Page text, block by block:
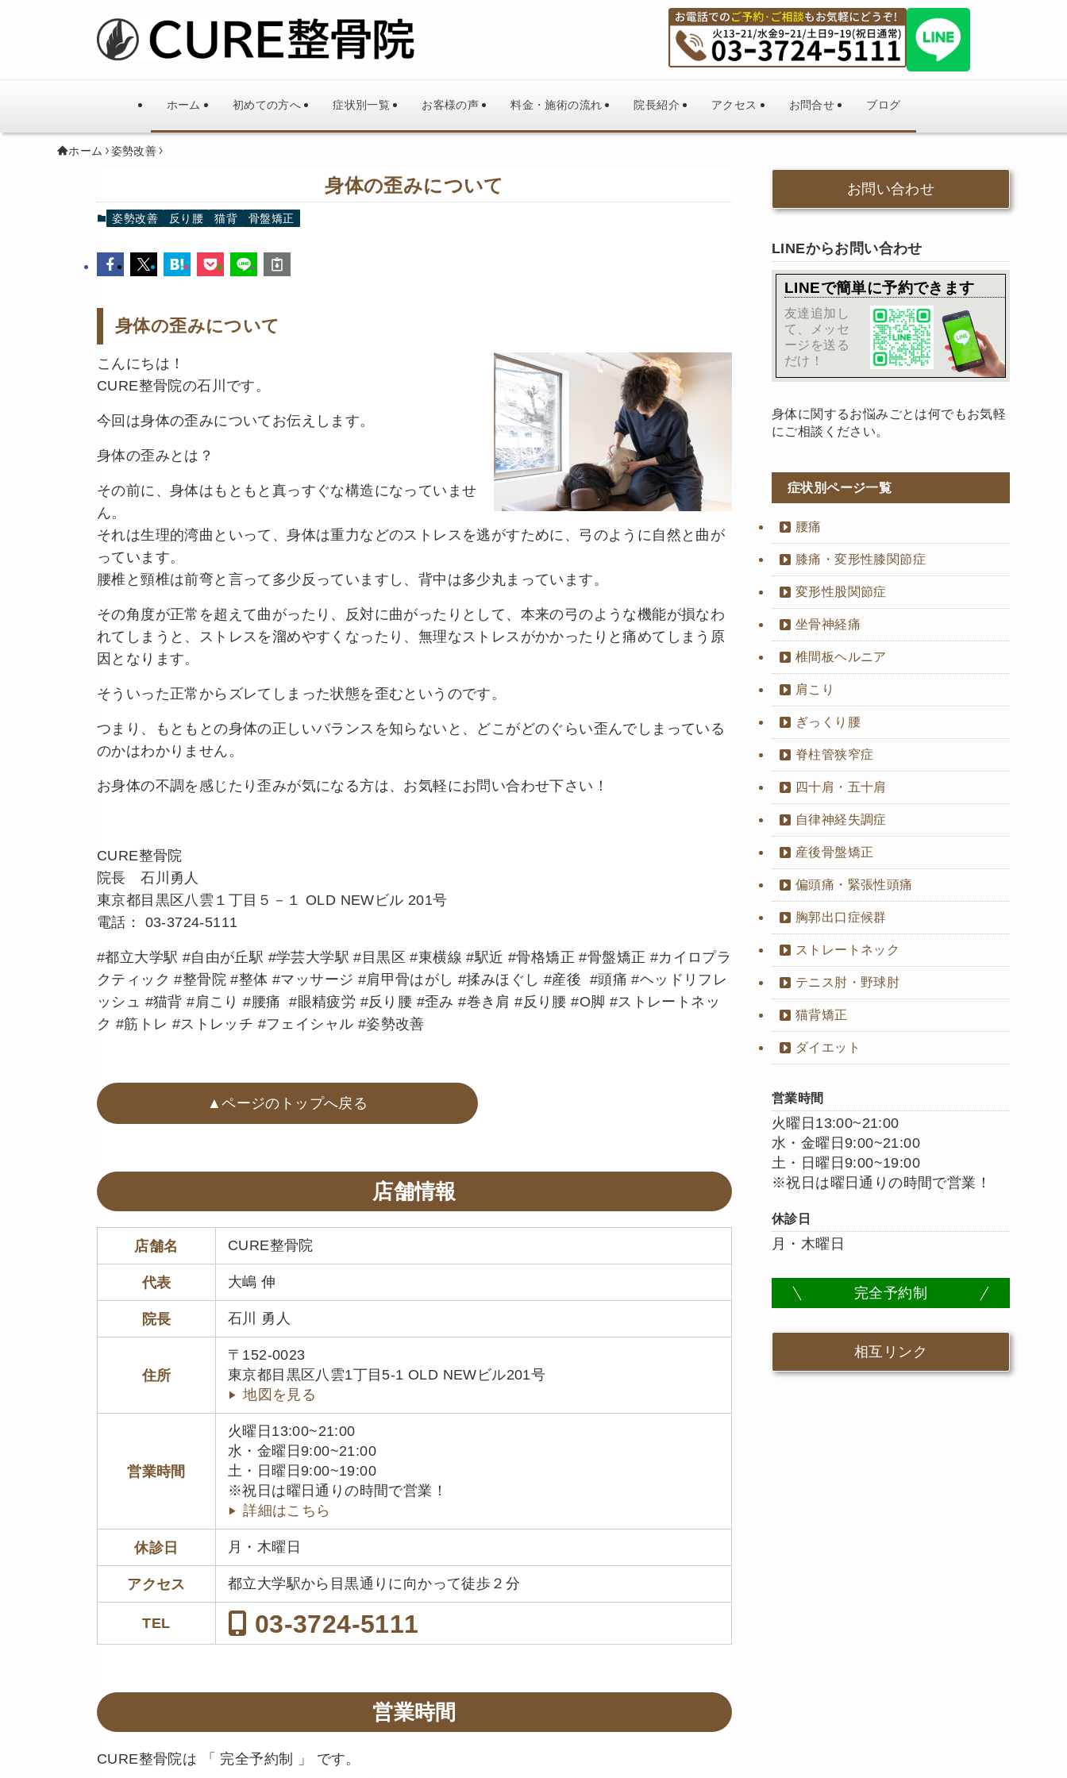
ホーム 初めての方へ 症状別一覧 お客様の声 料金・施術の流れ 院長紹介 アクセス お問合せ ブログ
ホーム 姿勢改善
身体の歪みについて
姿勢改善 反り腰 猫背 骨盤矯正
身体の歪みについて
こんにちは！
CURE整骨院の石川です。
今回は身体の歪みについてお伝えします。
身体の歪みとは？
その前に、身体はもともと真っすぐな構造になっていませ
ん。
それは生理的湾曲といって、身体は重力などのストレスを逃がすために、弓のように自然と曲が
っています。
腰椎と頸椎は前弯と言って多少反っていますし、背中は多少丸まっています。
その角度が正常を超えて曲がったり、反対に曲がったりとして、本来の弓のような機能が損なわ
れてしまうと、ストレスを溜めやすくなったり、無理なストレスがかかったりと痛めてしまう原
因となります。
そういった正常からズレてしまった状態を歪むというのです。
つまり、もともとの身体の正しいバランスを知らないと、どこがどのぐらい歪んでしまっている
のかはわかりません。
お身体の不調を感じたり歪みが気になる方は、お気軽にお問い合わせ下さい！
CURE整骨院
院長 石川勇人
東京都目黒区八雲１丁目５－１ OLD NEWビル 201号
電話： 03-3724-5111
#都立大学駅 #自由が丘駅 #学芸大学駅 #目黒区 #東横線 #駅近 #骨格矯正 #骨盤矯正 #カイロプラ
クティック #整骨院 #整体 #マッサージ #肩甲骨はがし #揉みほぐし #産後 #頭痛 #ヘッドリフレ
ッシュ #猫背 #肩こり #腰痛 #眼精疲労 #反り腰 #歪み #巻き肩 #反り腰 #O脚 #ストレートネッ
ク #筋トレ #ストレッチ #フェイシャル #姿勢改善
▲ページのトップへ戻る
店舗情報
店舗名 CURE整骨院
代表 大嶋 伸
院長 石川 勇人
住所
〒152-0023
東京都目黒区八雲1丁目5-1 OLD NEWビル201号
地図を見る
営業時間
火曜日13:00~21:00
水・金曜日9:00~21:00
土・日曜日9:00~19:00
※祝日は曜日通りの時間で営業！
詳細はこちら
休診日 月・木曜日
アクセス 都立大学駅から目黒通りに向かって徒歩２分
TEL 03-3724-5111
営業時間
CURE整骨院は 「 完全予約制 」 です。
お問い合わせ
LINEからお問い合わせ
LINEで簡単に予約できます
友達追加し
て、メッセ
ージを送る
だけ！
身体に関するお悩みごとは何でもお気軽
にご相談ください。
症状別ページ一覧
腰痛
膝痛・変形性膝関節症
変形性股関節症
坐骨神経痛
椎間板ヘルニア
肩こり
ぎっくり腰
脊柱管狭窄症
四十肩・五十肩
自律神経失調症
産後骨盤矯正
偏頭痛・緊張性頭痛
胸郭出口症候群
ストレートネック
テニス肘・野球肘
猫背矯正
ダイエット
営業時間
火曜日13:00~21:00
水・金曜日9:00~21:00
土・日曜日9:00~19:00
※祝日は曜日通りの時間で営業！
休診日
月・木曜日
完全予約制
相互リンク